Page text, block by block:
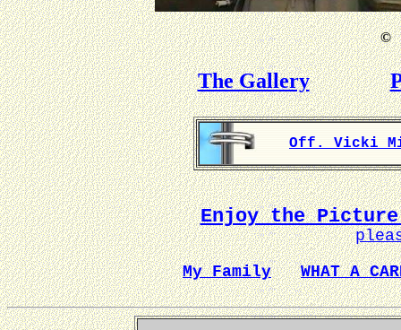
©
The Gallery
Off. Vicki
Enjoy the Picture
My Family
WHAT A